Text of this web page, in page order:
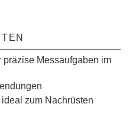
Messaufgaben im
zum Nachrüsten